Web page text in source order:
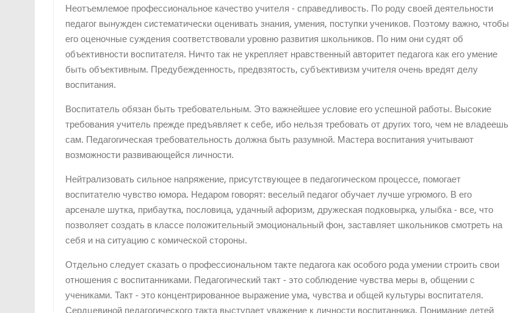
Неотъемлемое профессиональное качество учителя - справедливость. По роду своей деятельности
педагог вынужден систематически оценивать знания, умения, поступки учеников. Поэтому важно, чтобы
его оценочные суждения соответствовали уровню развития школьников. По ним они судят об
объективности воспитателя. Ничто так не укрепляет нравственный авторитет педагога как его умение
быть объективным. Предубежденность, предвзятость, субъективизм учителя очень вредят делу
воспитания.
Воспитатель обязан быть требовательным. Это важнейшее условие его успешной работы. Высокие
требования учитель прежде предъявляет к себе, ибо нельзя требовать от других того, чем не владеешь
сам. Педагогическая требовательность должна быть разумной. Мастера воспитания учитывают
возможности развивающейся личности.
Нейтрализовать сильное напряжение, присутствующее в педагогическом процессе, помогает
воспитателю чувство юмора. Недаром говорят: веселый педагог обучает лучше угрюмого. В его
арсенале шутка, прибаутка, пословица, удачный афоризм, дружеская подковырка, улыбка - все, что
позволяет создать в классе положительный эмоциональный фон, заставляет школьников смотреть на
себя и на ситуацию с комической стороны.
Отдельно следует сказать о профессиональном такте педагога как особого рода умении строить свои
отношения с воспитанниками. Педагогический такт - это соблюдение чувства меры в, общении с
учениками. Такт - это концентрированное выражение ума, чувства и общей культуры воспитателя.
Сердцевиной педагогического такта выступает уважение к личности воспитанника. Понимание детей